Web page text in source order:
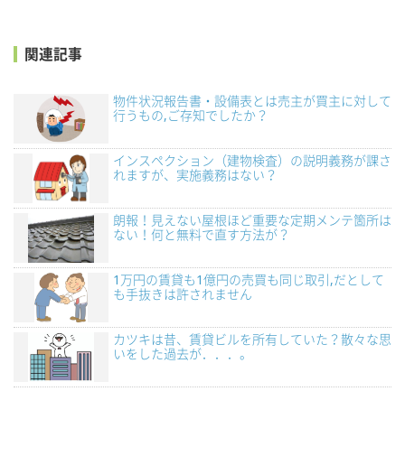
関連記事
物件状況報告書・設備表とは売主が買主に対して
行うもの,ご存知でしたか？
インスペクション（建物検査）の説明義務が課さ
れますが、実施義務はない？
朗報！見えない屋根ほど重要な定期メンテ箇所は
ない！何と無料で直す方法が？
1万円の賃貸も1億円の売買も同じ取引,だとして
も手抜きは許されません
カツキは昔、賃貸ビルを所有していた？散々な思
いをした過去が．．．。